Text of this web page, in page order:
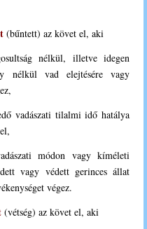
(bűntett) az követ el, aki
nélkül, illetve idegen
nélkül vad elejtésére vagy
vadászati tilalmi idő hatálya
módon vagy kíméleti
vagy védett gerinces állat
végez.
(vétség) az követ el, aki